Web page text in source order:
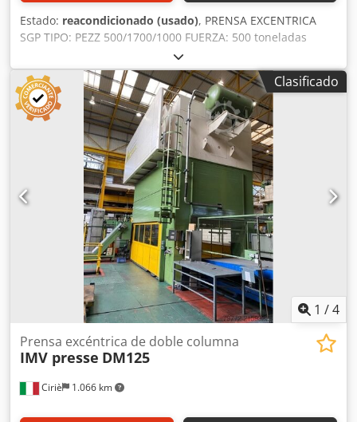
Estado: reacondicionado (usado), PRENSA EXCENTRICA
SGP TIPO: PEZZ 500/1700/1000 FUERZA: 500 toneladas
MESA: 1700 x 1000 mm LONGITUD DE LA CARRERA: 20-153
mm DISTANCIA ENTRE EL PUNTO SUPERIOR DEL CARRIL Y
LA MESA: 800 mm DISTANCIA ENTRE EL PUNTO INFERIOR
DEL CARRIL Y LA MESA: 700 mm PESO: 40 toneladas
FABRICADA EN AUSTRIA Dkodpfxshqqnzj Algsr
Clasificado
1 /4
Ciriè 1.066 km
Prensa excéntrica de doble columna
IMV presse DM125